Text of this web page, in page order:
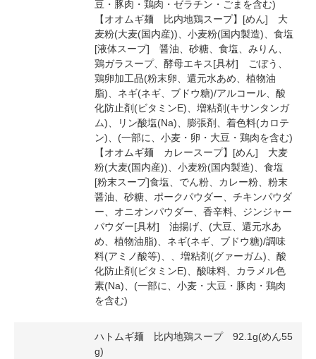
豆・豚肉・鶏肉・ゼラチン・ごまを含む)
【オオムギ麺 比内地鶏スープ】[めん] 大
麦粉(大麦(国内産))、小麦粉(国内製造)、食塩
[液体スープ] 醤油、砂糖、食塩、みりん、
鶏ガラスープ、酵母エキス[具材] ごぼう、
鶏卵加工品(粉末卵、還元水あめ、植物油
脂)、ネギ(ネギ、ブドウ糖)/アルコール、酸
化防止剤(ビタミンE)、増粘剤(キサンタンガ
ム)、リン酸塩(Na)、膨張剤、着色料(カロテ
ン)、(一部に、小麦・卵・大豆・鶏肉を含む)
【オオムギ麺 カレースープ】[めん] 大麦
粉(大麦(国内産))、小麦粉(国内製造)、食塩
[粉末スープ]食塩、でん粉、カレー粉、粉末
醤油、砂糖、ポークパウダー、チキンパウダ
ー、オニオンパウダー、香辛料、ジンジャー
パウダー[具材] 油揚げ、(大豆、還元水あ
め、植物油脂)、ネギ(ネギ、ブドウ糖)/調味
料(アミノ酸等)、、増粘剤(グァーガム)、酸
化防止剤(ビタミンE)、酸味料、カラメル色
素(Na)、(一部に、小麦・大豆・豚肉・鶏肉
を含む)
ハトムギ麺 比内地鶏スープ 92.1g(めん55
g)